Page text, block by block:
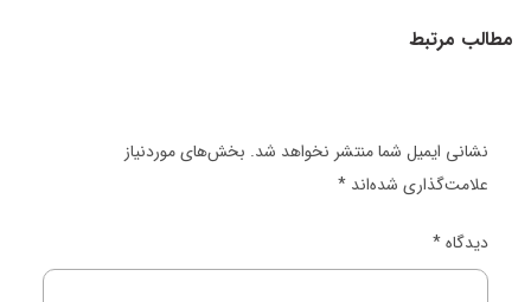
مطالب مرتبط
نشانی ایمیل شما منتشر نخواهد شد. بخش‌های موردنیاز
علامت‌گذاری شده‌اند *
دیدگاه*